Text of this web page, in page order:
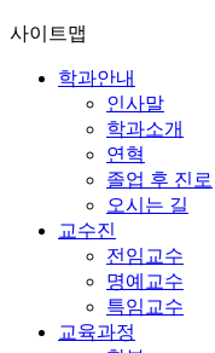
사이트맵
학과안내
인사말
학과소개
연혁
졸업 후 진로
오시는 길
교수진
전임교수
명예교수
특임교수
교육과정